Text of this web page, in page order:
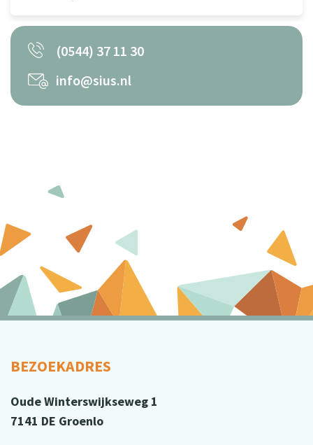
(0544) 37 11 30
info@sius.nl
BEZOEKADRES
Oude Winterswijkseweg 1
7141 DE Groenlo